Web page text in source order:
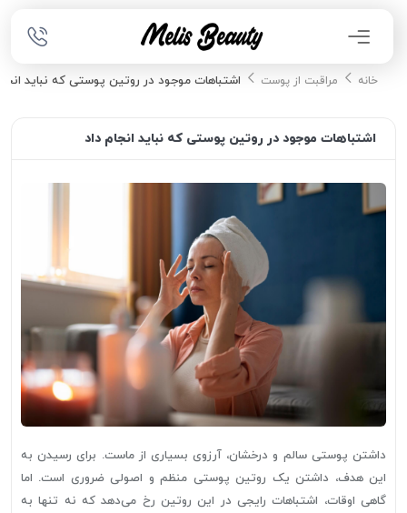
خانه مراقبت از پوست اشتباهات موجود در روتین پوستی که نباید
اشتباهات موجود در روتین پوستی که نباید انجام داد
داشتن پوستی سالم و درخشان، آرزوی بسیاری از ماست. برای رسیدن به
این هدف، داشتن یک روتین پوستی منظم و اصولی ضروری است. اما
گاهی اوقات، اشتباهات رایجی در این روتین رخ می‌دهد که نه تنها به